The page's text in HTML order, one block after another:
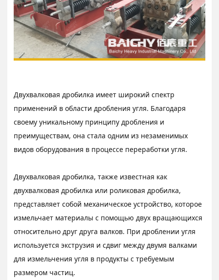
Двухвалковая дробилка имеет широкий спектр
применений в области дробления угля. Благодаря
своему уникальному принципу дробления и
преимуществам, она стала одним из незаменимых
видов оборудования в процессе переработки угля.
Двухвалковая дробилка, также известная как
двухвалковая дробилка или роликовая дробилка,
представляет собой механическое устройство, которое
измельчает материалы с помощью двух вращающихся
относительно друг друга валков. При дроблении угля
используется экструзия и сдвиг между двумя валками
для измельчения угля в продукты с требуемым
размером частиц.